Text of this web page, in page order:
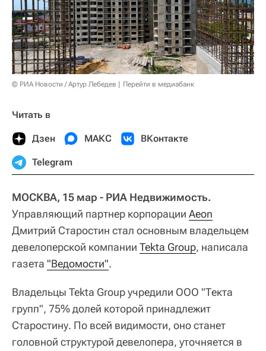
© РИА Новости / Артур Лебедев Перейти в медиабанк
Читать в
Дзен МАКС ВКонтакте
Telegram
МОСКВА, 15 мар - РИА Недвижимость.
Управляющий партнер корпорации Aeon
Дмитрий Старостин стал основным владельцем
девелоперской компании Tekta Group, написала
газета "Ведомости".
Владельцы Tekta Group учредили ООО "Текта
групп", 75% долей которой принадлежит
Старостину. По всей видимости, оно станет
головной структурой девелопера, уточняется в